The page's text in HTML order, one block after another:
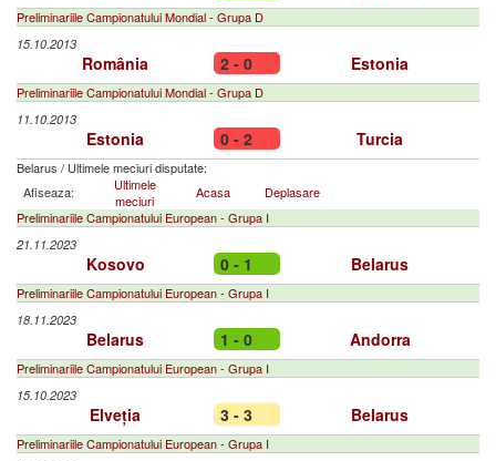
Preliminariile Campionatului Mondial - Grupa D
15.10.2013
România 2 - 0 Estonia
Preliminariile Campionatului Mondial - Grupa D
11.10.2013
Estonia 0 - 2 Turcia
Belarus / Ultimele meciuri disputate:
Afiseaza:
Ultimele
meciuri
Acasa
Deplasare
Preliminariile Campionatului European - Grupa I
21.11.2023
Kosovo 0 - 1 Belarus
Preliminariile Campionatului European - Grupa I
18.11.2023
Belarus 1 - 0 Andorra
Preliminariile Campionatului European - Grupa I
15.10.2023
Elveția 3 - 3 Belarus
Preliminariile Campionatului European - Grupa I